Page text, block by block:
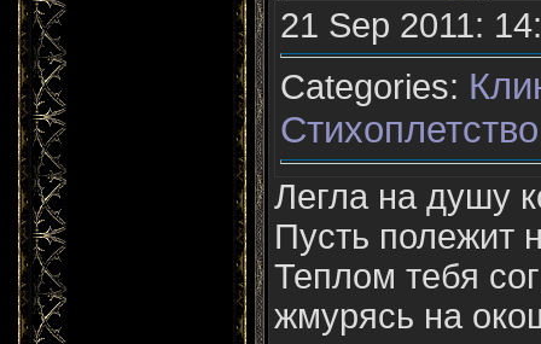
21 Sep 2011:
Categories:
Стихоплетство
Легла на душу
Пусть полежит
Теплом тебя
жмурясь на